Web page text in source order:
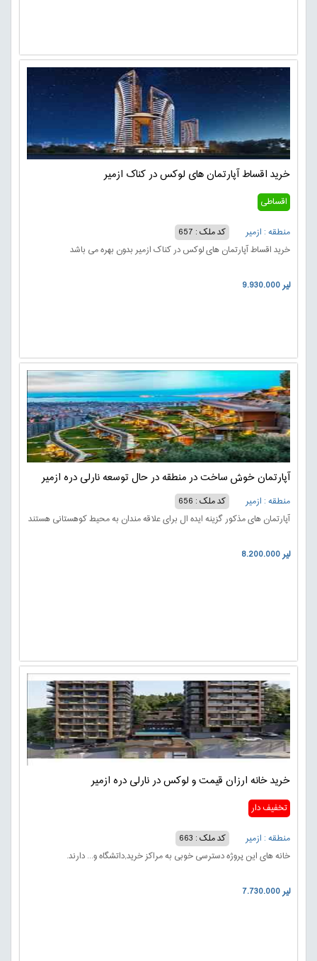
خرید اقساط آپارتمان های لوکس در کناک ازمیر
اقساطی
منطقه : ازمیر
کد ملک : 657
خرید اقساط آپارتمان های لوکس در کناک ازمیر بدون بهره می باشد
9.930.000 لیر
آپارتمان خوش ساخت در منطقه در حال توسعه نارلی دره ازمیر
منطقه : ازمیر
کد ملک : 656
آپارتمان های مذکور گزینه ایده ال برای علاقه مندان به محیط کوهستانی هستند
8.200.000 لیر
خرید خانه ارزان قیمت و لوکس در نارلی دره ازمیر
تخفیف دار
منطقه : ازمیر
کد ملک : 663
خانه های این پروژه دسترسی خوبی به مراکز خرید,داتشگاه و... دارند.
7.730.000 لیر